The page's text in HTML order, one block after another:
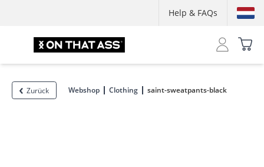
Help & FAQs
Zurück Webshop Clothing saint-sweatpants-black